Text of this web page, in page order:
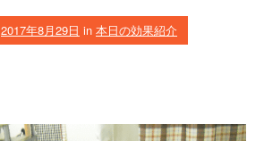
2017年8月29日 in 本日の効果紹介